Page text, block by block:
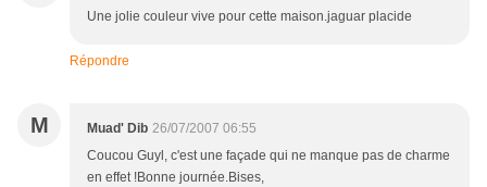
Une jolie couleur vive pour cette maison.jaguar placide
Répondre
M Muad' Dib 26/07/2007 06:55
Coucou Guyl, c'est une façade qui ne manque pas de charme
en effet !Bonne journée.Bises,